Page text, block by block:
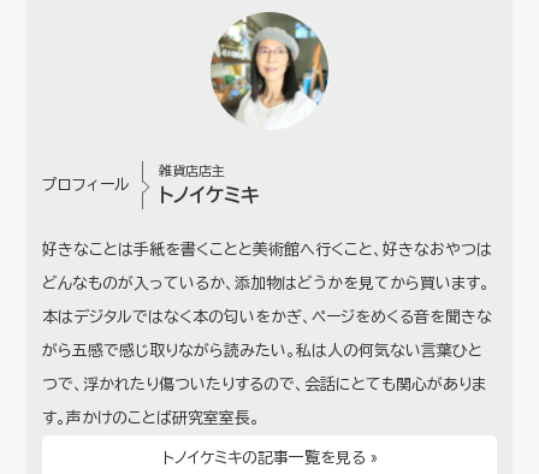
プロフィール
雑貨店店主
トノイケミキ
好きなことは手紙を書くことと美術館へ行くこと、好きなおやつは
どんなものが入っているか、添加物はどうかを見てから買います。
本はデジタルではなく本の匂いをかぎ、ページをめくる音を聞きな
がら五感で感じ取りながら読みたい。私は人の何気ない言葉ひと
つで、浮かれたり傷ついたりするので、会話にとても関心がありま
す。声かけのことば研究室室長。
トノイケミキの記事一覧を見る »